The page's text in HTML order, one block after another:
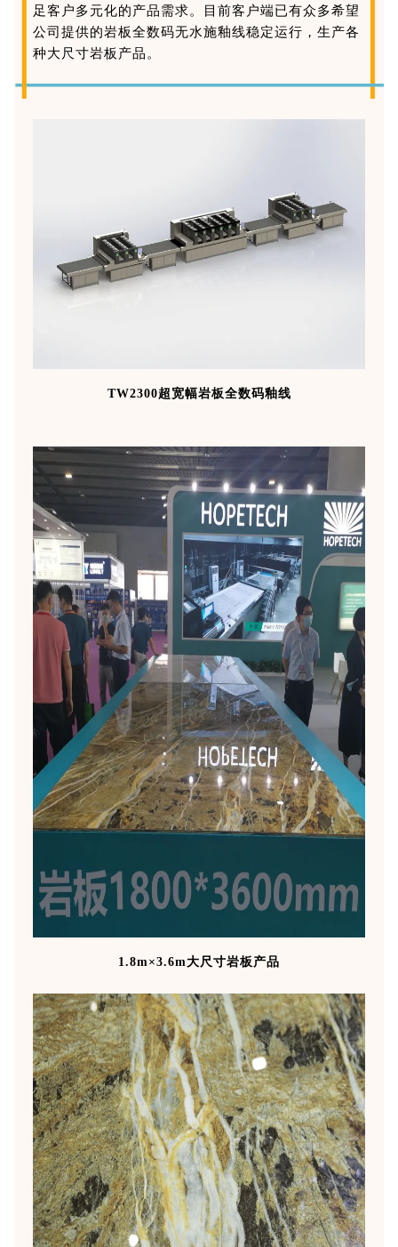
足客户多元化的产品需求。目前客户端已有众多希望
公司提供的岩板全数码无水施釉线稳定运行，生产各
种大尺寸岩板产品。
TW2300超宽幅岩板全数码釉线
1.8m×3.6m大尺寸岩板产品